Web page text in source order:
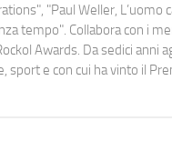
"Paul Weller, L’uomo
tempo". Collabora con i
Awards. Da sedici anni
sport e con cui ha vinto il